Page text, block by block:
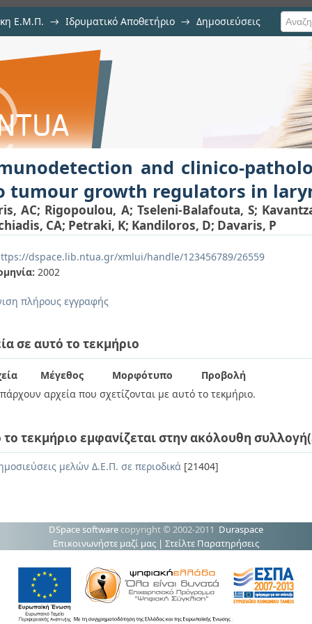
Ε.Μ.Π. → Ιδρυματικό Αποθετήριο → Δημοσιεύσεις
clinico-pathologlical
carcinoma
and clinico-
tumour growth regulators in
AC; Rigopoulou, A; Tseleni-Balafouta, S;
CA; Petraki, K; Kandiloros, D; Davaris, P
dspace.lib.ntua.gr/xmlui/handle/123456789/26559
2002
πλήρους εγγραφής
σε αυτό το τεκμήριο
Μέγεθος Μορφότυπο
Προβολή
αρχεία που σχετίζονται με αυτό το τεκμήριο.
το τεκμήριο εμφανίζεται στην ακόλουθη
μελών Δ.Ε.Π. σε περιοδικά [21404]
DSpace software copyright © 2002-2011 Duraspace
Επικοινωνήστε μαζί μας | Στείλτε Παρατηρήσεις